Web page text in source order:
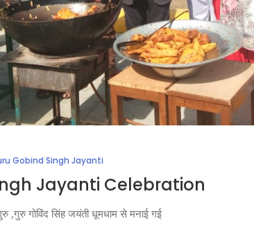
Gobind Singh Jayanti
Jayanti Celebration
,गुरु गोविंद सिंह जयंती धूमधाम से मनाई गई